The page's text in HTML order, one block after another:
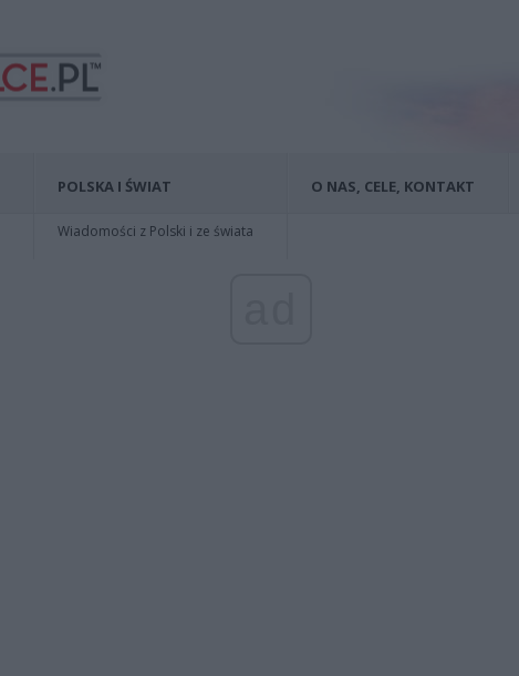
POLSKA I ŚWIAT
Wiadomości z Polski i ze świata
O NAS, CELE, KONTAKT